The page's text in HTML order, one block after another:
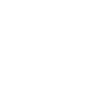
quantity